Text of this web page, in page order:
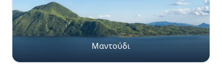
Μαντούδι